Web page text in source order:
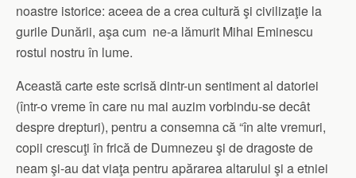
noastre istorice: aceea de a crea cultură şi civilizaţie la
gurile Dunării, aşa cum ne-a lămurit Mihai Eminescu
rostul nostru în lume.
Această carte este scrisă dintr-un sentiment al datoriei
(într-o vreme în care nu mai auzim vorbindu-se decât
despre drepturi), pentru a consemna că “în alte vremuri,
copii crescuţi în frică de Dumnezeu şi de dragoste de
neam şi-au dat viaţa pentru apărarea altarului şi a etniei